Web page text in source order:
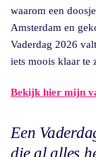
waarom een
Amsterdam en
Vaderdag 2026
iets moois klaar te
Bekijk hier mijn
Een
die al alles